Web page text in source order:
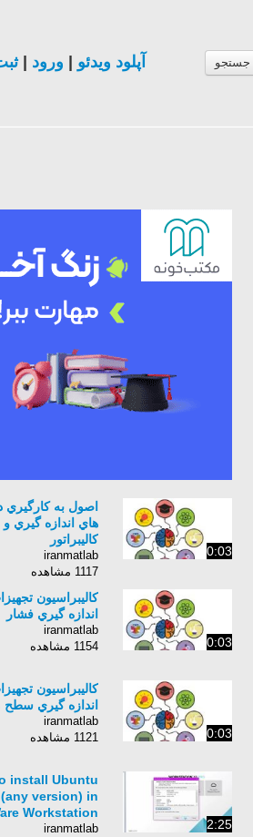
جستجو آپلود ویدئو ورود |
0:03
اصول به كارگيري
هاي اندازه گيري و
كاليبراتور
iranmatlab
1117 مشاهده
0:03
كاليبراسيون
اندازه گيري فشار
iranmatlab
1154 مشاهده
0:03
كاليبراسيون
اندازه گيري سطح
iranmatlab
1121 مشاهده
2:25
install Ubuntu
(any version) in
Workstation
iranmatlab